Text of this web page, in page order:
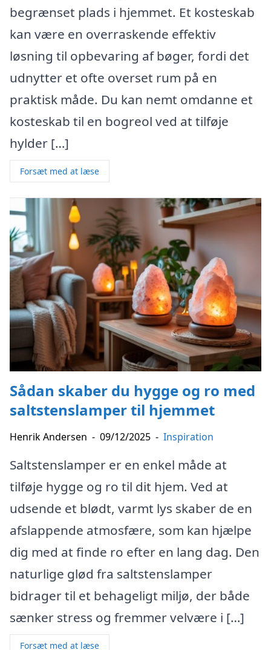
begrænset plads i hjemmet. Et kosteskab
kan være en overraskende effektiv
løsning til opbevaring af bøger, fordi det
udnytter et ofte overset rum på en
praktisk måde. Du kan nemt omdanne et
kosteskab til en bogreol ved at tilføje
hylder […]
Forsæt med at læse
Sådan skaber du hygge og ro med
saltstenslamper til hjemmet
Henrik Andersen - 09/12/2025 - Inspiration
Saltstenslamper er en enkel måde at
tilføje hygge og ro til dit hjem. Ved at
udsende et blødt, varmt lys skaber de en
afslappende atmosfære, som kan hjælpe
dig med at finde ro efter en lang dag. Den
naturlige glød fra saltstenslamper
bidrager til et behageligt miljø, der både
sænker stress og fremmer velvære i […]
Forsæt med at læse